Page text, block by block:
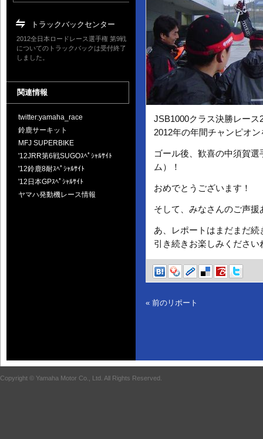
JSB1000クラス決勝レー
2012年の年間チャンピオ
ゴール後、歓喜の中須賀
ム）！
おめでとうございます！
そして、みなさんのご声
あ、レポートはまだまだ続
引き続きお楽しみくださ
« 前のリポート
トラックバックセンター
2012全日本ロードレース選手権 第9戦
についてのトラックバックは受付終了
しました。
関連情報
twitter:yamaha_race
鈴鹿サーキット
MFJ SUPERBIKE
'12JRR第6戦SUGOｽﾍﾟｼｬﾙｻｲﾄ
'12鈴鹿8耐ｽﾍﾟｼｬﾙｻｲﾄ
'12日本GPｽﾍﾟｼｬﾙｻｲﾄ
ヤマハ発動機レース情報
Copyright © Yamaha Motor Co., Ltd. All Rights Reserved.